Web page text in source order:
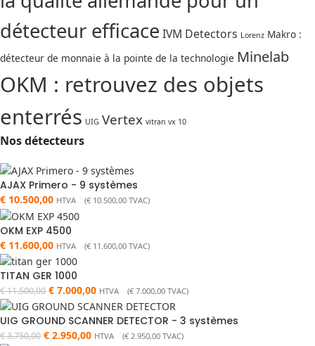
détecteur efficace IVM Detectors Lorenz Makro :
détecteur de monnaie à la pointe de la technologie Minelab
OKM : retrouvez des objets
enterrés UIG Vertex vitran vx 10
Nos détecteurs
AJAX Primero - 9 systèmes
€ 10.500,00 HTVA (€ 10.500,00 TVAC)
OKM EXP 4500
€ 11.600,00 HTVA (€ 11.600,00 TVAC)
TITAN GER 1000
€11.500,00 € 7.000,00 HTVA (€ 7.000,00 TVAC)
UIG GROUND SCANNER DETECTOR - 3 systèmes
€3.750,00 € 2.950,00 HTVA (€ 2.950,00 TVAC)